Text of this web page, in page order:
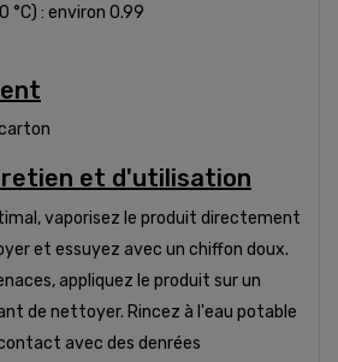
°C) : environ 0.99
et d'utilisation
vaporisez le produit directement
et essuyez avec un chiffon doux.
appliquez le produit sur un
de nettoyer. Rincez à l'eau potable
avec des denrées